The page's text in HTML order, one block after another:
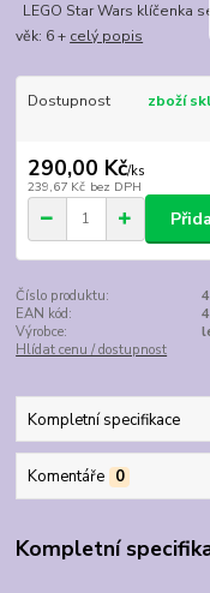
LEGO Star Wars klíčenka
věk: 6 + celý popis
Dostupnost zboží
290,00 Kč/ks
239,67 Kč bez DPH
Číslo produktu:
EAN kód:
Výrobce:
Hlídat cenu / dostupnost
Kompletní specifikace
Komentáře 0
Kompletní